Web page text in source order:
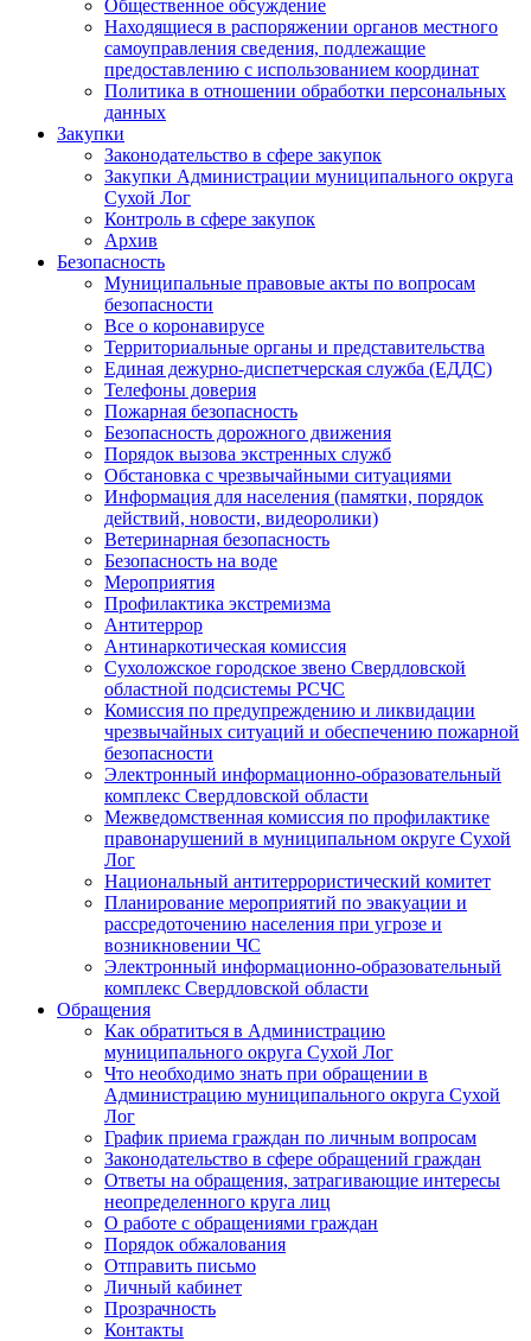
Общественное обсуждение
Находящиеся в распоряжении органов местного
самоуправления сведения, подлежащие
предоставлению с использованием координат
Политика в отношении обработки персональных
данных
Закупки
Законодательство в сфере закупок
Закупки Администрации муниципального округа
Сухой Лог
Контроль в сфере закупок
Архив
Безопасность
Муниципальные правовые акты по вопросам
безопасности
Все о коронавирусе
Территориальные органы и представительства
Единая дежурно-диспетчерская служба (ЕДДС)
Телефоны доверия
Пожарная безопасность
Безопасность дорожного движения
Порядок вызова экстренных служб
Обстановка с чрезвычайными ситуациями
Информация для населения (памятки, порядок
действий, новости, видеоролики)
Ветеринарная безопасность
Безопасность на воде
Мероприятия
Профилактика экстремизма
Антитеррор
Антинаркотическая комиссия
Сухоложское городское звено Свердловской
областной подсистемы РСЧС
Комиссия по предупреждению и ликвидации
чрезвычайных ситуаций и обеспечению пожарной
безопасности
Электронный информационно-образовательный
комплекс Cвердловской области
Межведомственная комиссия по профилактике
правонарушений в муниципальном округе Сухой
Лог
Национальный антитеррористический комитет
Планирование мероприятий по эвакуации и
рассредоточению населения при угрозе и
возникновении ЧС
Электронный информационно-образовательный
комплекс Свердловской области
Обращения
Как обратиться в Администрацию
муниципального округа Сухой Лог
Что необходимо знать при обращении в
Администрацию муниципального округа Сухой
Лог
График приема граждан по личным вопросам
Законодательство в сфере обращений граждан
Ответы на обращения, затрагивающие интересы
неопределенного круга лиц
О работе с обращениями граждан
Порядок обжалования
Отправить письмо
Личный кабинет
Прозрачность
Контакты